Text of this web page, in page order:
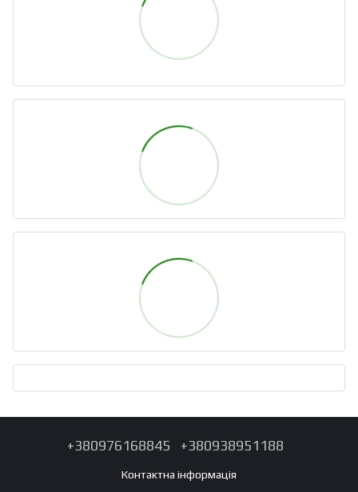
+380976168845 +380938951188
Контактна інформація